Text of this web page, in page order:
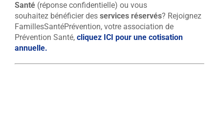
Santé(réponse confidentielle) ou vous
souhaitez bénéficier des services réservés? Rejoignez
FamillesSantéPrévention, votre association de
Prévention Santé, cliquez ICI pour une cotisation
annuelle.